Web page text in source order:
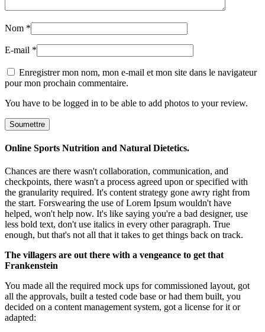
Nom *
E-mail *
Enregistrer mon nom, mon e-mail et mon site dans le navigateur
pour mon prochain commentaire.
You have to be logged in to be able to add photos to your review.
Online Sports Nutrition and Natural Dietetics.
Chances are there wasn't collaboration, communication, and
checkpoints, there wasn't a process agreed upon or specified with
the granularity required. It's content strategy gone awry right from
the start. Forswearing the use of Lorem Ipsum wouldn't have
helped, won't help now. It's like saying you're a bad designer, use
less bold text, don't use italics in every other paragraph. True
enough, but that's not all that it takes to get things back on track.
The villagers are out there with a vengeance to get that
Frankenstein
You made all the required mock ups for commissioned layout, got
all the approvals, built a tested code base or had them built, you
decided on a content management system, got a license for it or
adapted: